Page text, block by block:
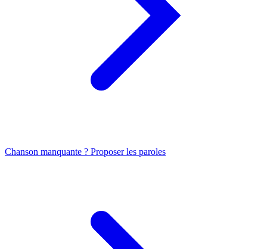
Chanson manquante ? Proposer les paroles